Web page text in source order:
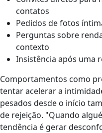
contatos
Pedidos de fotos
Perguntas sobre
contexto
Insistência após uma
Comportamentos como
tentar acelerar a
pesados desde o início
de rejeição. "Quando
tendência é gerar